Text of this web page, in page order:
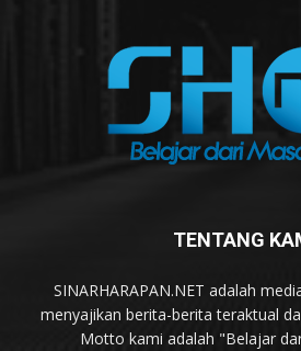
TENTANG
SINARHARAPAN.NET adalah
menyajikan berita-berita teraktual
Motto kami adalah "Belajar